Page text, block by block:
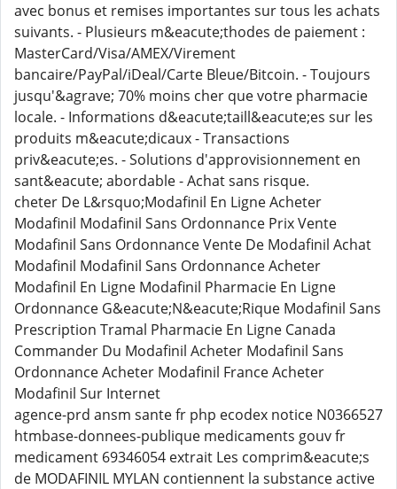
avec bonus et remises importantes sur tous les achats
suivants. - Plusieurs m&eacute;thodes de paiement :
MasterCard/Visa/AMEX/Virement
bancaire/PayPal/iDeal/Carte Bleue/Bitcoin. - Toujours
jusqu'&agrave; 70% moins cher que votre pharmacie
locale. - Informations d&eacute;taill&eacute;es sur les
produits m&eacute;dicaux - Transactions
priv&eacute;es. - Solutions d'approvisionnement en
sant&eacute; abordable - Achat sans risque.
cheter De L&rsquo;Modafinil En Ligne Acheter
Modafinil Modafinil Sans Ordonnance Prix Vente
Modafinil Sans Ordonnance Vente De Modafinil Achat
Modafinil Modafinil Sans Ordonnance Acheter
Modafinil En Ligne Modafinil Pharmacie En Ligne
Ordonnance G&eacute;N&eacute;Rique Modafinil Sans
Prescription Tramal Pharmacie En Ligne Canada
Commander Du Modafinil Acheter Modafinil Sans
Ordonnance Acheter Modafinil France Acheter
Modafinil Sur Internet
agence-prd ansm sante fr php ecodex notice N0366527
htmbase-donnees-publique medicaments gouv fr
medicament 69346054 extrait Les comprim&eacute;s
de MODAFINIL MYLAN contiennent la substance active